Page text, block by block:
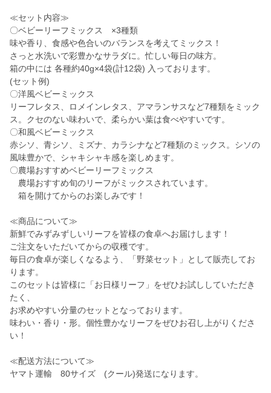
≪セット内容≫
〇ベビーリーフミックス ×3種類
味や香り、食感や色合いのバランスを考えてミックス！
さっと水洗いで彩豊かなサラダに。忙しい毎日の味方。
箱の中には 各種約40g×4袋(計12袋) 入っております。
(セット例)
〇洋風ベビーミックス
リーフレタス、ロメインレタス、アマランサスなど7種類をミック
ス。クセのない味わいで、柔らかい葉は食べやすいです。
〇和風ベビーミックス
赤シソ、青シソ、ミズナ、カラシナなど7種類のミックス。シソの
風味豊かで、シャキシャキ感を楽しめます。
〇農場おすすめベビーリーフミックス
農場おすすめ旬のリーフがミックスされています。
箱を開けてからのお楽しみです！
≪商品について≫
新鮮でみずみずしいリーフを皆様の食卓へお届けします！
ご注文をいただいてからの収穫です。
毎日の食卓が楽しくなるよう、「野菜セット」として販売してお
ります。
このセットは皆様に「お日様リーフ」をぜひお試ししていただき
たく、
お求めやすい分量のセットとなっております。
味わい・香り・形。個性豊かなリーフをぜひお召し上がりくださ
い！
≪配送方法について≫
ヤマト運輸 80サイズ (クール)発送になります。